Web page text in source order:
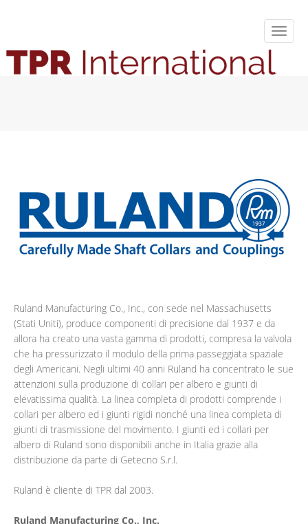
Ruland Manufacturing Co., Inc., con sede nel Massachusetts
(Stati Uniti), produce componenti di precisione dal 1937 e da
allora ha creato una vasta gamma di prodotti, compresa la valvola
che ha pressurizzato il modulo della prima passeggiata spaziale
degli Americani. Negli ultimi 40 anni Ruland ha concentrato le sue
attenzioni sulla produzione di collari per albero e giunti di
elevatissima qualità. La linea completa di prodotti comprende i
collari per albero ed i giunti rigidi nonché una linea completa di
giunti di trasmissione del movimento. I giunti ed i collari per
albero di Ruland sono disponibili anche in Italia grazie alla
distribuzione da parte di Getecno S.r.l.
Ruland è cliente di TPR dal 2003.
Ruland Manufacturing Co., Inc.